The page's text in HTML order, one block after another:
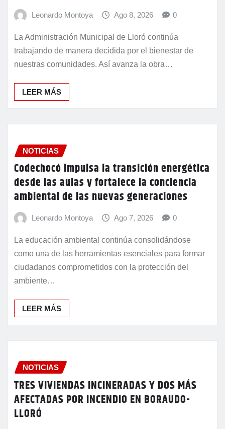
Leonardo Montoya Ago 8, 2026
La Administración Municipal de Lloró continúa
trabajando de manera decidida por el bienestar de
nuestras comunidades. Así avanza la obra…
LEER MÁS
NOTICIAS
Codechocó impulsa la transición energética
desde las aulas y fortalece la conciencia
ambiental de las nuevas generaciones
Leonardo Montoya Ago 7, 2026
La educación ambiental continúa consolidándose
como una de las herramientas esenciales para formar
ciudadanos comprometidos con la protección del
ambiente…
LEER MÁS
NOTICIAS
TRES VIVIENDAS INCINERADAS Y DOS MÁS
AFECTADAS POR INCENDIO EN BORAUDO-
LLORÓ